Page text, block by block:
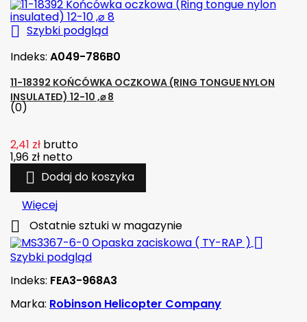
 Szybki podgląd
Indeks: A049-786B0
11-18392 KOŃCÓWKA OCZKOWA (RING TONGUE NYLON
INSULATED) 12-10 ,⌀ 8
(0)
2,41 zł brutto
1,96 zł netto
 Dodaj do koszyka
Więcej
 Ostatnie sztuki w magazynie

Szybki podgląd
Indeks: FEA3-968A3
Marka: Robinson Helicopter Company